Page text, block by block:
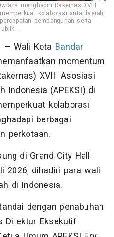
menghadiri Rakernas XVIII
kolaborasi antardaerah,
pembangunan serta
– Wali Kota Bandar
momentum
XVIII Asosiasi
Indonesia (APEKSI) di
kolaborasi
berbagai
perkotaan.
di Grand City Hall
2026, dihadiri para wali
di Indonesia.
dengan penabuhan
Direktur Eksekutif